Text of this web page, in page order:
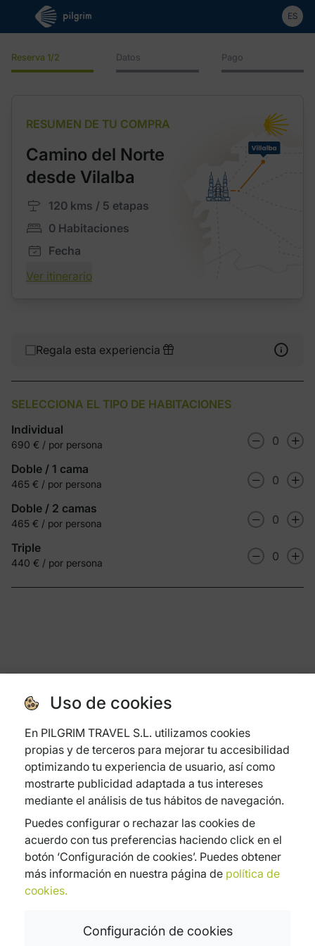
ES
Reserva 1/2 Datos Pago
RESUMEN DE TU COMPRA
Camino del Norte
desde Vilalba
120 kms / 5 etapas
0 Habitaciones
Fecha
Ver itinerario
Regala esta experiencia
SELECCIONA EL TIPO DE HABITACIONES
Individual
690 € / por persona
0
Doble / 1 cama
465 € / por persona
0
Doble / 2 camas
465 € / por persona
0
Triple
440 € / por persona 0
Incluido en el precio 0
Uso de cookies
En PILGRIM TRAVEL S.L. utilizamos cookies
propias y de terceros para mejorar tu accesibilidad
optimizando tu experiencia de usuario, así como
mostrarte publicidad adaptada a tus intereses
mediante el análisis de tus hábitos de navegación.
Puedes configurar o rechazar las cookies de
acuerdo con tus preferencias haciendo click en el
botón ‘Configuración de cookies’. Puedes obtener
más información en nuestra página de política de
cookies.
Configuración de cookies